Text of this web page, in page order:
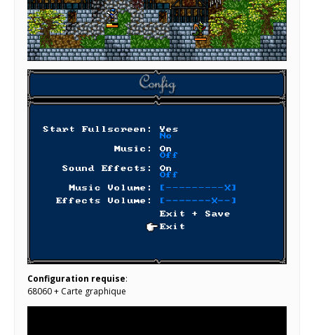
Configuration requise:
68060 + Carte graphique